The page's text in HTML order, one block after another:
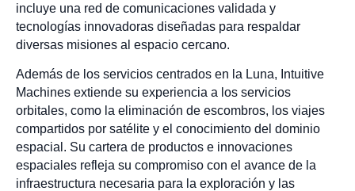
incluye una red de comunicaciones validada y
tecnologías innovadoras diseñadas para respaldar
diversas misiones al espacio cercano.
Además de los servicios centrados en la Luna, Intuitive
Machines extiende su experiencia a los servicios
orbitales, como la eliminación de escombros, los viajes
compartidos por satélite y el conocimiento del dominio
espacial. Su cartera de productos e innovaciones
espaciales refleja su compromiso con el avance de la
infraestructura necesaria para la exploración y las